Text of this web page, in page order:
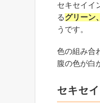
セキセイイ
るグリーン
うです。
色の組み合
腹の色が白
セキセ